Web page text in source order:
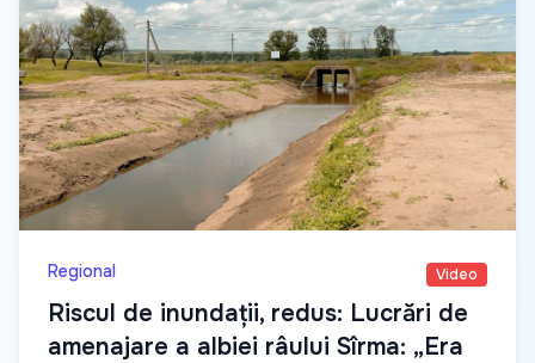
Regional Video
Riscul de inundații, redus: Lucrări de
amenajare a albiei râului Sîrma: „Era